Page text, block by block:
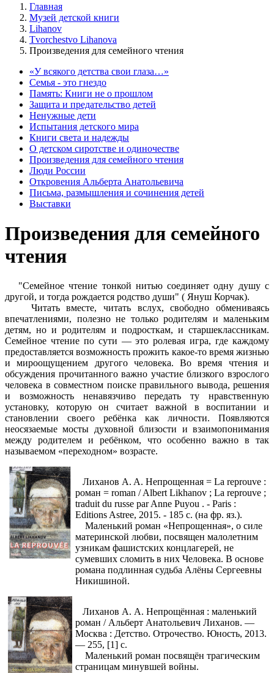
Главная
Музей детской книги
Lihanov
Tvorchestvo Lihanova
Произведения для семейного чтения
«У всякого детства свои глаза…»
Семья - это гнездо
Память: Книги не о прошлом
Защита и предательство детей
Ненужные дети
Испытания детского мира
Книги света и надежды
О детском сиротстве и одиночестве
Произведения для семейного чтения
Люди России
Откровения Альберта Анатольевича
Письма, размышления и сочинения детей
Выставки
Произведения для семейного
чтения
"Семейное чтение тонкой нитью соединяет одну душу с
другой, и тогда рождается родство души" ( Януш Корчак).
Читать вместе, читать вслух, свободно обмениваясь
впечатлениями, полезно не только родителям и маленьким
детям, но и родителям и подросткам, и старшеклассникам.
Семейное чтение по сути — это ролевая игра, где каждому
предоставляется возможность прожить какое-то время жизнью
и мироощущением другого человека. Во время чтения и
обсуждения прочитанного важно участие близкого взрослого
человека в совместном поиске правильного вывода, решения
и возможность ненавязчиво передать ту нравственную
установку, которую он считает важной в воспитании и
становлении своего ребёнка как личности. Появляются
неосязаемые мосты духовной близости и взаимопонимания
между родителем и ребёнком, что особенно важно в так
называемом «переходном» возрасте.
Лиханов A. A. Непрощенная = La reprouve :
роман = roman / Albert Likhanov ; La reprouve ;
traduit du russe par Anne Puyou . - Paris :
Editions Astree, 2015. - 185 c. (на фр. яз.).
Маленький роман «Непрощенная», о силе
материнской любви, посвящен малолетним
узникам фашистских концлагерей, не
сумевших сломить в них Человека. В основе
романа подлинная судьба Алёны Сергеевны
Никишиной.
Лиханов А. А. Непрощённая : маленький
роман / Альберт Анатольевич Лиханов. —
Москва : Детство. Отрочество. Юность, 2013.
— 255, [1] с.
Маленький роман посвящён трагическим
страницам минувшей войны.